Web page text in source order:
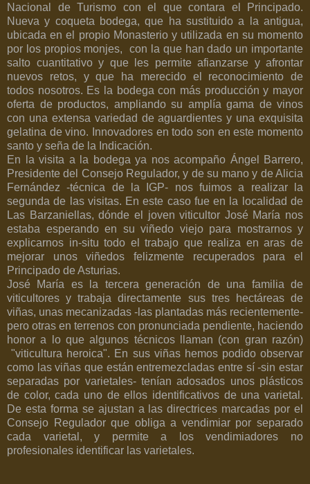
Nacional de Turismo con el que contara el Principado.
Nueva y coqueta bodega, que ha sustituido a la antigua,
ubicada en el propio Monasterio y utilizada en su momento
por los propios monjes, con la que han dado un importante
salto cuantitativo y que les permite afianzarse y afrontar
nuevos retos, y que ha merecido el reconocimiento de
todos nosotros. Es la bodega con más producción y mayor
oferta de productos, ampliando su amplía gama de vinos
con una extensa variedad de aguardientes y una exquisita
gelatina de vino. Innovadores en todo son en este momento
santo y seña de la Indicación.
En la visita a la bodega ya nos acompaño Ángel Barrero,
Presidente del Consejo Regulador, y de su mano y de Alicia
Fernández -técnica de la IGP- nos fuimos a realizar la
segunda de las visitas. En este caso fue en la localidad de
Las Barzaniellas, dónde el joven viticultor José María nos
estaba esperando en su viñedo viejo para mostrarnos y
explicarnos in-situ todo el trabajo que realiza en aras de
mejorar unos viñedos felizmente recuperados para el
Principado de Asturias.
José María es la tercera generación de una familia de
viticultores y trabaja directamente sus tres hectáreas de
viñas, unas mecanizadas -las plantadas más recientemente-
pero otras en terrenos con pronunciada pendiente, haciendo
honor a lo que algunos técnicos llaman (con gran razón)
"viticultura heroica". En sus viñas hemos podido observar
como las viñas que están entremezcladas entre sí -sin estar
separadas por varietales- tenían adosados unos plásticos
de color, cada uno de ellos identificativos de una varietal.
De esta forma se ajustan a las directrices marcadas por el
Consejo Regulador que obliga a vendimiar por separado
cada varietal, y permite a los vendimiadores no
profesionales identificar las varietales.